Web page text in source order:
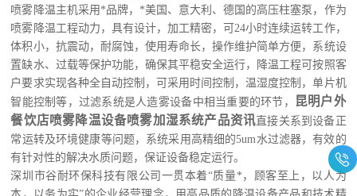
喷雾降温主机采用*品牌，*美国、意大利、德国的高压柱塞泵，作为
喷雾降温工程动力，具有设计，加工精密，可24小时连续运转工作，
体积小，抗震动，耐腐蚀，使用寿命长，操作维护简单方便，系统设
置缺水、过载等保护功能，确保其平稳安全运行，降温工程可按照客
户要求实现各种全自动控制，可采用时间控制，温湿度控制，单片机
智能控制等，过滤系统是人造雾设备中相当重要的环节，
昆明户外
餐饮店喷雾降温设备喷雾加湿系统产品资讯直接关系到设备正
常运转及环境健康等问题，系统采用高精细的5um水过滤器，有效的
有针对性的解决水质问题，保证设备稳定运行。
深圳市谷耐环保科技有限公司一贯本着“质量*，顾客至上，以人为